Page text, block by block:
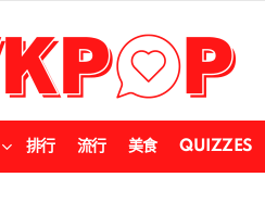
排行 流行 美食 QUIZZES